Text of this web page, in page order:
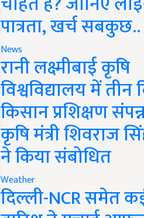
पात्रता, खर्च सबकुछ..
News
रानी लक्ष्मीबाई कृषि
विश्वविद्यालय में तीन
किसान प्रशिक्षण
कृषि मंत्री शिवराज
ने किया संबोधित
Weather
दिल्ली-NCR समेत